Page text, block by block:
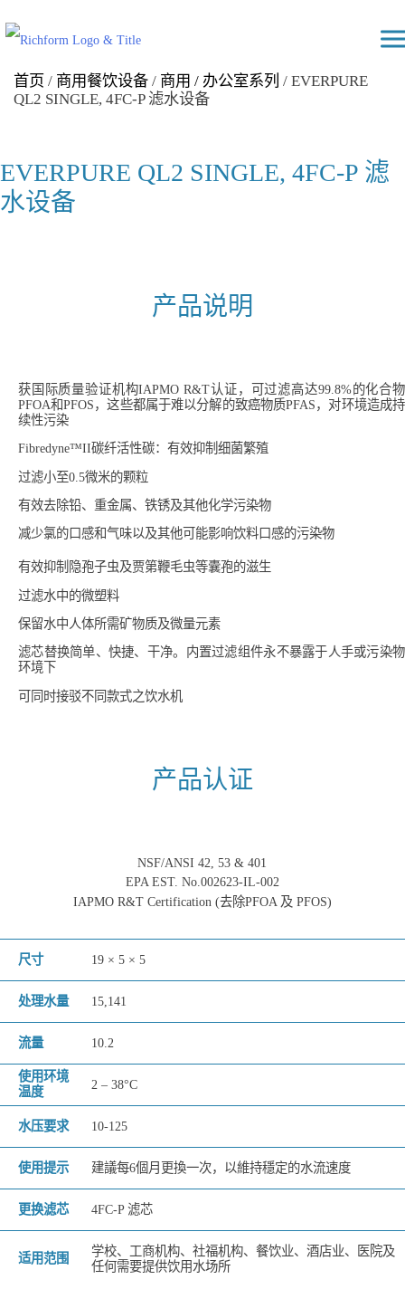
to
content
首页 / 商用餐饮设备 / 商用 / 办公室系列 / EVERPURE
QL2 SINGLE, 4FC-P 滤水设备
EVERPURE QL2 SINGLE, 4FC-P 滤
水设备
产品说明
获国际质量验证机构IAPMO R&T认证，可过滤高达99.8%的化合物
PFOA和PFOS，这些都属于难以分解的致癌物质PFAS，对环境造成持
续性污染
Fibredyne™II碳纤活性碳：有效抑制细菌繁殖
过滤小至0.5微米的颗粒
有效去除铅、重金属、铁锈及其他化学污染物
减少氯的口感和气味以及其他可能影响饮料口感的污染物
有效抑制隐孢子虫及贾第鞭毛虫等囊孢的滋生
过滤水中的微塑料
保留水中人体所需矿物质及微量元素
滤芯替换简单、快捷、干净。内置过滤组件永不暴露于人手或污染物
环境下
可同时接驳不同款式之饮水机
产品认证
NSF/ANSI 42, 53 & 401
EPA EST. No.002623-IL-002
IAPMO R&T Certification (去除PFOA 及 PFOS)
尺寸 19 × 5 × 5
处理水量 15,141
流量 10.2
使用环境
温度
2 – 38°C
水压要求 10-125
使用提示 建議每6個月更換一次，以維持穩定的水流速度
更换滤芯 4FC-P 滤芯
适用范围
学校、工商机构、社福机构、餐饮业、酒店业、医院及
任何需要提供饮用水场所